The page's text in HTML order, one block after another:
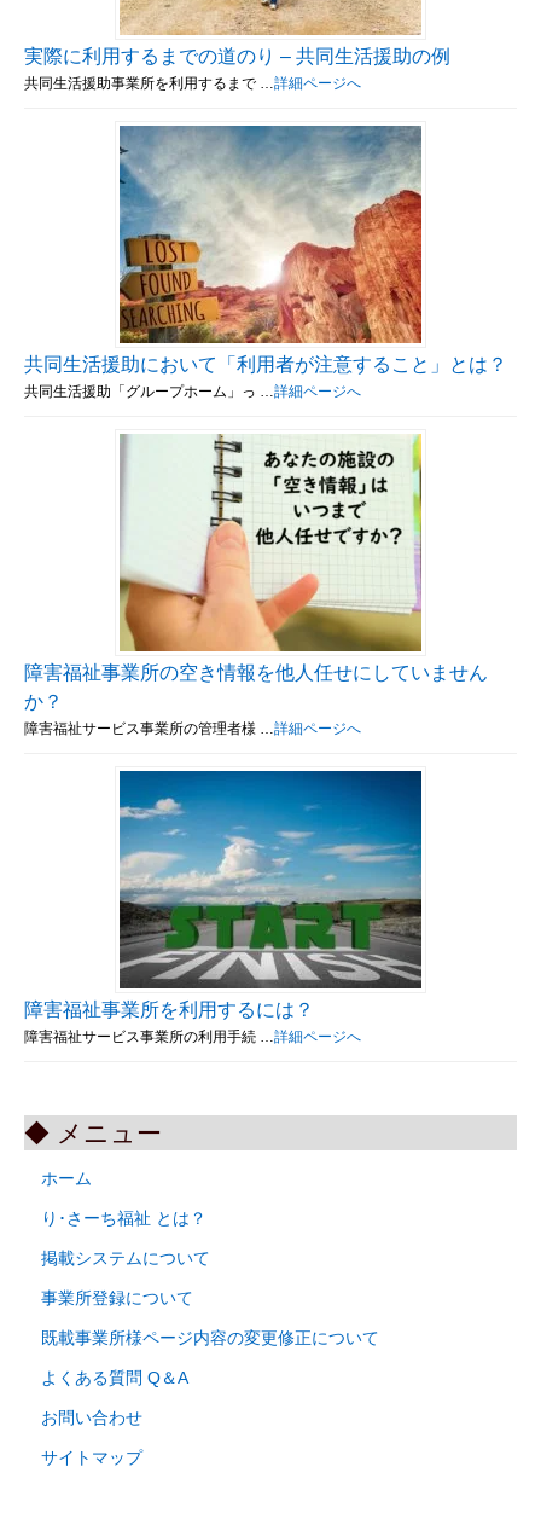
実際に利用するまでの道のり – 共同生活援助の例
共同生活援助事業所を利用するまで …詳細ページへ
共同生活援助において「利用者が注意すること」とは？
共同生活援助「グループホーム」っ …詳細ページへ
障害福祉事業所の空き情報を他人任せにしていません
か？
障害福祉サービス事業所の管理者様 …詳細ページへ
障害福祉事業所を利用するには？
障害福祉サービス事業所の利用手続 …詳細ページへ
◆ メニュー
ホーム
り･さーち福祉 とは？
掲載システムについて
事業所登録について
既載事業所様ページ内容の変更修正について
よくある質問 Q＆A
お問い合わせ
サイトマップ